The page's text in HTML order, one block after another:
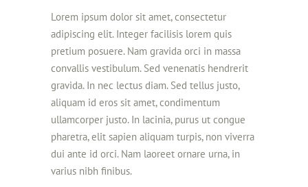
Lorem ipsum dolor sit amet, consectetur
adipiscing elit. Integer facilisis lorem quis
pretium posuere. Nam gravida orci in massa
convallis vestibulum. Sed venenatis hendrerit
gravida. In nec lectus diam. Sed tellus justo,
aliquam id eros sit amet, condimentum
ullamcorper justo. In lacinia, purus ut congue
pharetra, elit sapien aliquam turpis, non viverra
dui ante id orci. Nam laoreet ornare urna, in
varius nibh finibus.